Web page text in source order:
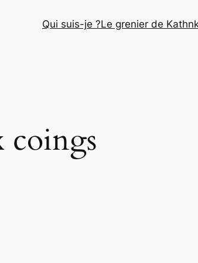
Qui suis-je ?Le grenier de
coings